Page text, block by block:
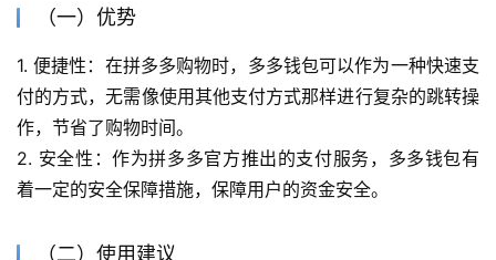
（一）优势
1. 便捷性：在拼多多购物时，多多钱包可以作为一种快速支
付的方式，无需像使用其他支付方式那样进行复杂的跳转操
作，节省了购物时间。
2. 安全性：作为拼多多官方推出的支付服务，多多钱包有
着一定的安全保障措施，保障用户的资金安全。
（二）使用建议